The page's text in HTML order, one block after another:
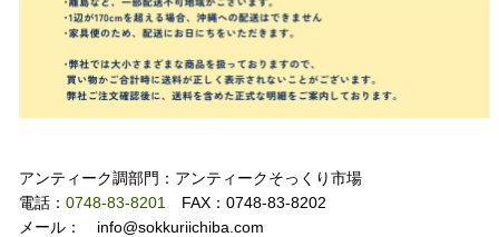
アンティーク調部門：アンティークそっくり市場
電話： 0748-83-8201
FAX：0748-83-8202
メール： info@sokkuriichiba.com